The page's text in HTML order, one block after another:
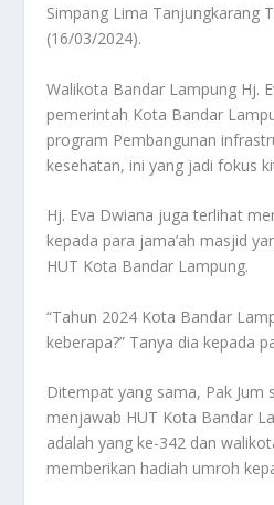
Simpang Lima Tanjungkarang
(16/03/2024).
Walikota Bandar Lampung Hj.
pemerintah Kota Bandar
program Pembangunan
kesehatan, ini yang jadi fokus
Hj. Eva Dwiana juga terlihat
kepada para jama’ah masjid
HUT Kota Bandar Lampung.
“Tahun 2024 Kota Bandar
keberapa?” Tanya dia kepada
Ditempat yang sama, Pak Jum
menjawab HUT Kota Bandar
adalah yang ke-342 dan
memberikan hadiah umroh